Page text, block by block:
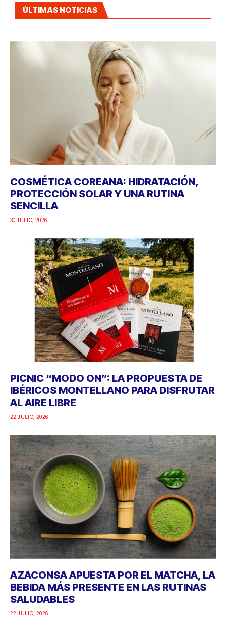
ÚLTIMAS NOTICIAS
COSMÉTICA COREANA: HIDRATACIÓN,
PROTECCIÓN SOLAR Y UNA RUTINA
SENCILLA
30 JULIO, 2026
PICNIC “MODO ON”: LA PROPUESTA DE
IBÉRICOS MONTELLANO PARA DISFRUTAR
AL AIRE LIBRE
22 JULIO, 2026
AZACONSA APUESTA POR EL MATCHA, LA
BEBIDA MÁS PRESENTE EN LAS RUTINAS
SALUDABLES
22 JULIO, 2026